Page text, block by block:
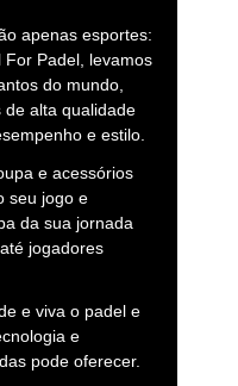
apenas esportes:
For Padel, levamos
do mundo,
alta qualidade
e estilo.
e acessórios
seu jogo e
da sua jornada
jogadores
e viva o padel e
e
pode oferecer.